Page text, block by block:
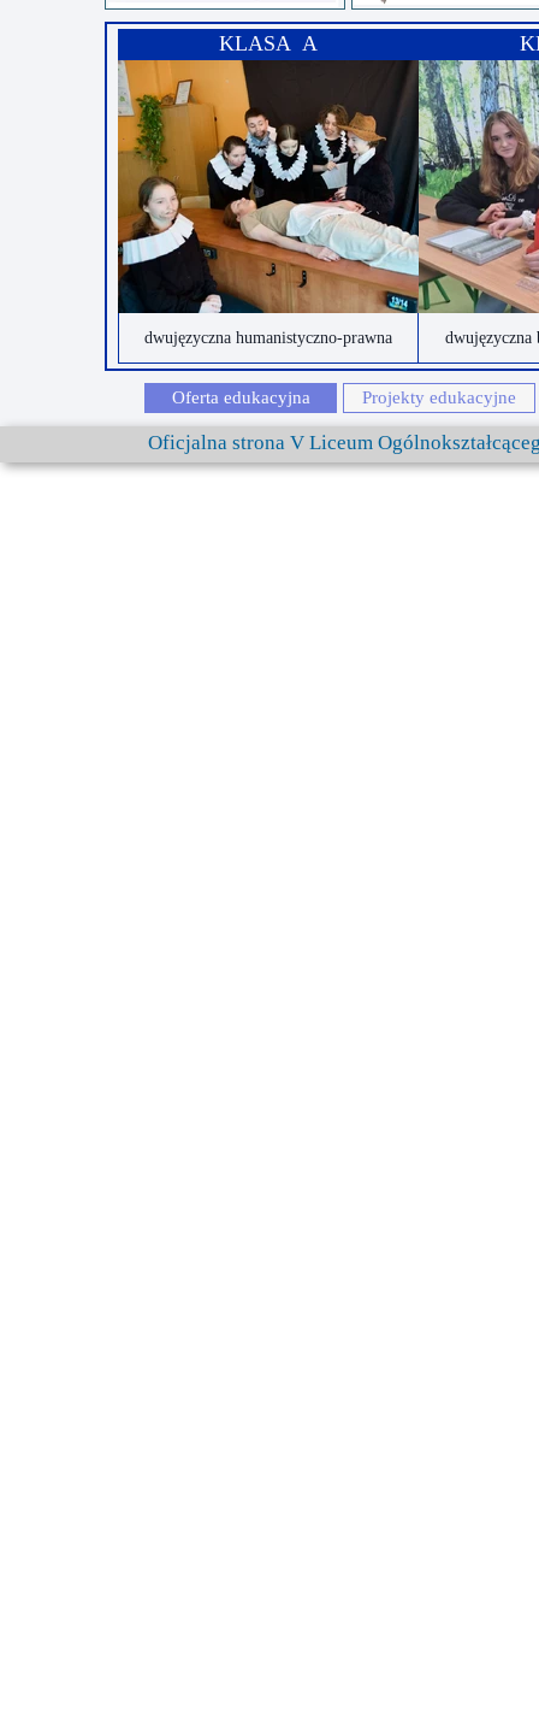
KLASA A
dwujęzyczna
dwujęzyczna humanistyczno-prawna
Projekty edukacyjne
Oferta edukacyjna
Oficjalna strona V Liceum